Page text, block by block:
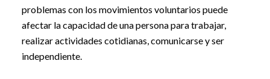
problemas con los movimientos voluntarios puede
afectar la capacidad de una persona para trabajar,
realizar actividades cotidianas, comunicarse y ser
independiente.